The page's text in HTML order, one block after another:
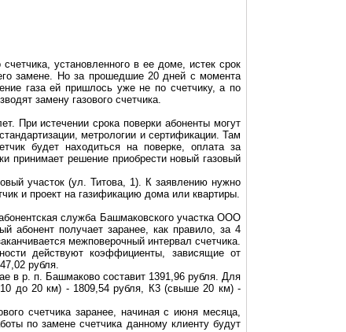
установленного в ее доме, истек срок
замене. Но за прошедшие 20 дней с момента
газа ей пришлось уже не по счетчику, а по
замену газового счетчика.
При истечении срока поверки абоненты могут
метрологии и сертификации. Там
будет находиться на поверке, оплата за
принимает решение приобрести новый газовый
участок (ул. Титова, 1). К заявлению нужно
и проект на газификацию дома или квартиры.
служба Башмаковскогоучастка ООО
абонент получает заранее, как правило, за 4
межповерочный интервал счетчика.
действуют коэффициенты, зависящие от
рубля.
в р. п. Башмаково составит 1391,96 рубля. Для
10 до20 км) - 1809,54 рубля, К3 (свыше20 км) -
счетчика заранее, начиная с июня месяца,
по замене счетчика данному клиенту будут